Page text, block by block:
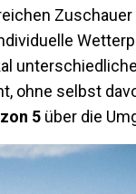
ohne selbst
5 über die